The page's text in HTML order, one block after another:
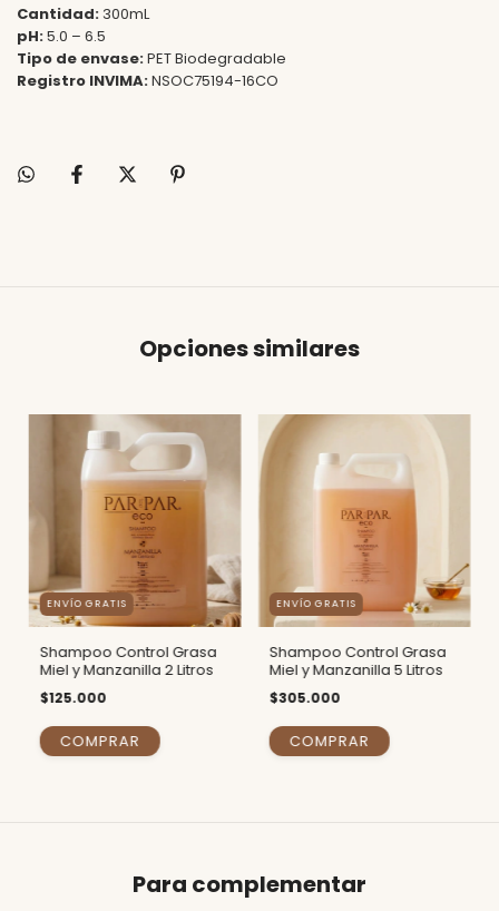
Cantidad: 300mL
pH:5.0 – 6.5
Tipo de envase:PET Biodegradable
Registro INVIMA:NSOC75194-16CO
Opciones similares
ENVÍO GRATIS
Shampoo Control Grasa
Miel y Manzanilla 2 Litros
$125.000
ENVÍO GRATIS
Shampoo Control Grasa
Miel y Manzanilla 5 Litros
$305.000
Para complementar